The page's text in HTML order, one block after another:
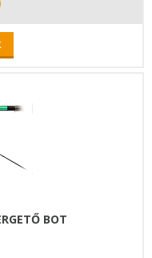
BOT